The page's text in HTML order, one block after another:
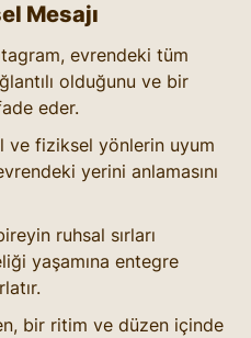
Mesajı
evrendeki tüm
olduğunu ve bir
eder.
ve fiziksel yönlerin uyum
yerini anlamasını
ruhsal sırları
yaşamına entegre
bir ritim ve düzen içinde